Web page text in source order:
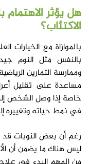
هل يؤثر
الاكتئاب؟
بالموازاة مع الخيارات
بالنفس مثل النوم
وممارسة التمارين
مساعدة على تقليل
خاصة إذا وصل الشخص
في نمط حياته وتغييره
رغم أن بعض النوبات قد
ليس هناك ما يضمن أن